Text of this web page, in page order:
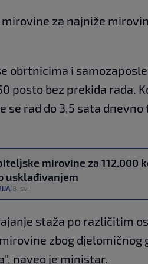
za najniže
obrtnicima i
posto bez prekida rada.
se rad do 3,5 sata
mirovine za 112.000
usklađivanjem
8. svi.
staža po različitim
zbog djelomičnog
naveo je ministar.